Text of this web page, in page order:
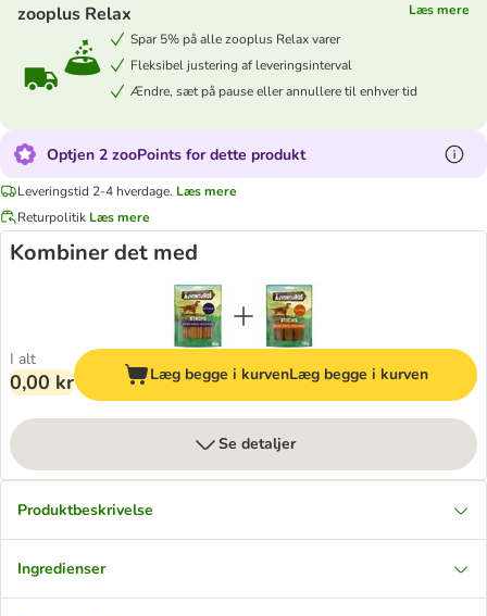
zooplus Relax
Læs mere
Spar 5% på alle zooplus Relax varer
Fleksibel justering af leveringsinterval
Ændre, sæt på pause eller annullere til enhver tid
Optjen 2 zooPoints for dette produkt
Leveringstid 2-4 hverdage. Læs mere
Returpolitik Læs mere
Kombiner det med
I alt
0,00 kr Læg begge i kurvenLæg begge i kurven
Se detaljer
Produktbeskrivelse
Ingredienser